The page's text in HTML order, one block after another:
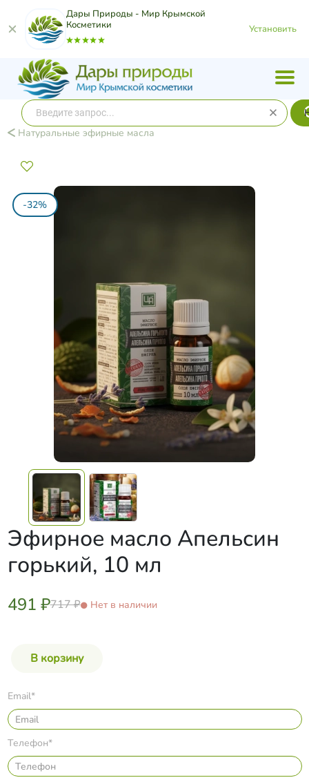
Дары Природы - Мир Крымской
Косметики
Установить
Натуральные эфирные масла
-32%
Эфирное масло Апельсин
горький, 10 мл
491 ₽717 ₽ Нет в наличии
Email*
Телефон*